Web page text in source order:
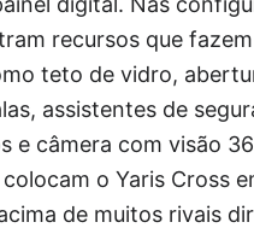
recursos que
teto de vidro,
assistentes de
e câmera com visão
o Yaris Cross
de muitos rivais